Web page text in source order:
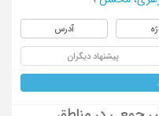
آدرس
پیشنهاد دیگران